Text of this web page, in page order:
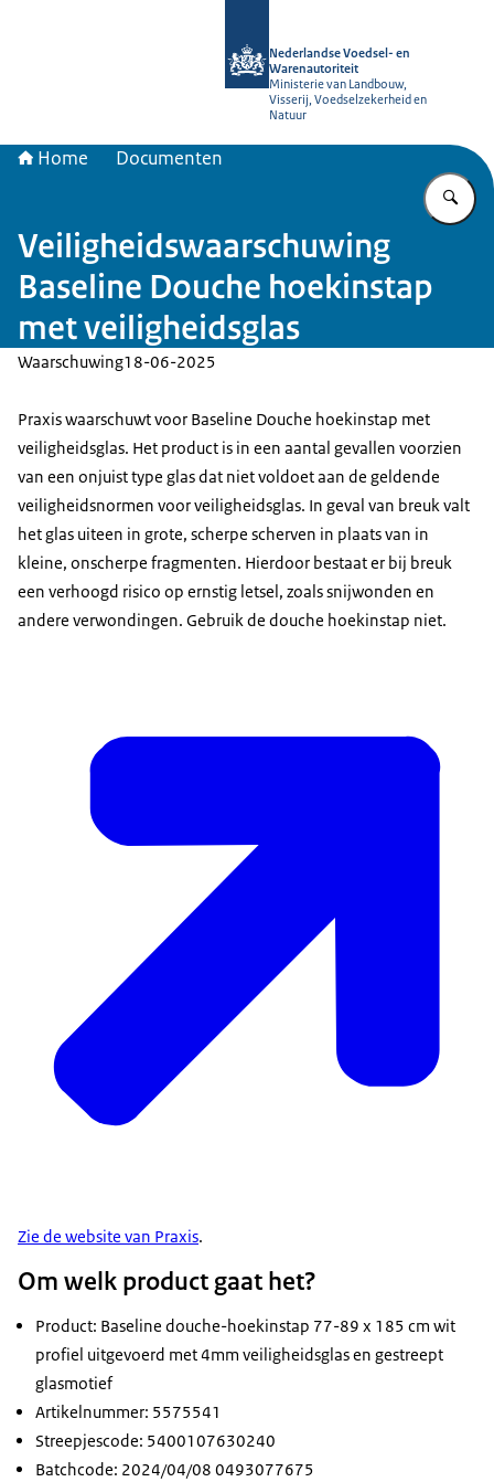
Nederlandse Voedsel- en
Warenautoriteit
Ministerie van Landbouw,
Visserij, Voedselzekerheid en
Natuur
Home Documenten
Veiligheidswaarschuwing
Baseline Douche hoekinstap
met veiligheidsglas
Waarschuwing18-06-2025
Praxis waarschuwt voor Baseline Douche hoekinstap met
veiligheidsglas. Het product is in een aantal gevallen voorzien
van een onjuist type glas dat niet voldoet aan de geldende
veiligheidsnormen voor veiligheidsglas. In geval van breuk valt
het glas uiteen in grote, scherpe scherven in plaats van in
kleine, onscherpe fragmenten. Hierdoor bestaat er bij breuk
een verhoogd risico op ernstig letsel, zoals snijwonden en
andere verwondingen. Gebruik de douche hoekinstap niet.
Zie de website van Praxis.
Om welk product gaat het?
Product: Baseline douche-hoekinstap 77-89 x 185 cm wit
profiel uitgevoerd met 4mm veiligheidsglas en gestreept
glasmotief
Artikelnummer: 5575541
Streepjescode: 5400107630240
Batchcode: 2024/04/08 0493077675